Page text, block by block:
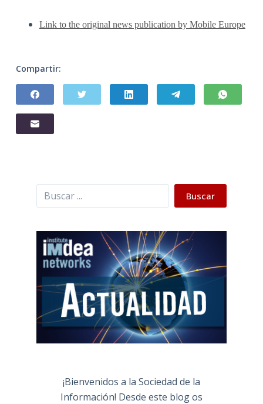
Link to the original news publication by Mobile Europe
Compartir:
Buscar Buscar
¡Bienvenidos a la Sociedad de la
Información! Desde este blog os